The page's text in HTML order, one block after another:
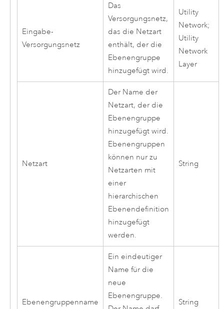
Eingabe-
Versorgungsnetz
Das
Versorgungsnetz,
das die Netzart
enthält, der die
Ebenengruppe
hinzugefügt wird.
Utility
Network;
Utility
Network
Layer
Netzart
Der Name der
Netzart, der die
Ebenengruppe
hinzugefügt wird.
Ebenengruppen
können nur zu
Netzarten mit
einer
hierarchischen
Ebenendefinition
hinzugefügt
werden.
String
Ebenengruppenname
Ein eindeutiger
Name für die
neue
Ebenengruppe.
String